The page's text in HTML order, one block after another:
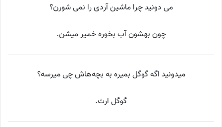
می دونید چرا ماشین آردی را نمی شورن؟
چون بهشون آب بخوره خمیر میشن.
میدونید اگه گوگل بمیره به بچه‌هاش چی میرسه؟
گوگل ارث.